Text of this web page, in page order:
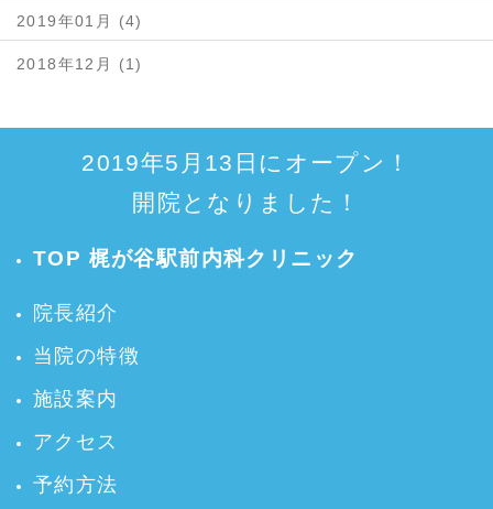
2019年01月 (4)
2018年12月 (1)
2019年5月13日にオープン！
開院となりました！
TOP 梶が谷駅前内科クリニック
院長紹介
当院の特徴
施設案内
アクセス
予約方法